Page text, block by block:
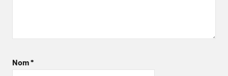
Nom*